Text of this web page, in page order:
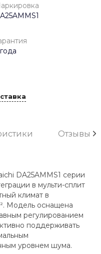
Отзывы
DA25AMMS1 серии
в мульти-сплит
климат в
Модель оснащена
регулированием
поддерживать
уровнем шума.